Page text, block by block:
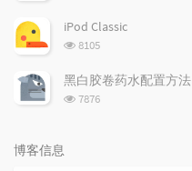
次
iPod Classic
浏
次
数:
8105
黑白胶卷药水配置方法
浏
7876
博客信息